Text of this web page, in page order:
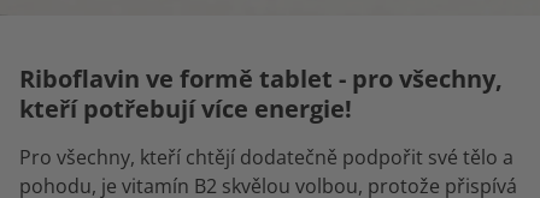
Riboflavin ve formě tablet - pro všechny,
kteří potřebují více energie!
Pro všechny, kteří chtějí dodatečně podpořit své tělo a
pohodu, je vitamín B2 skvělou volbou, protože přispívá